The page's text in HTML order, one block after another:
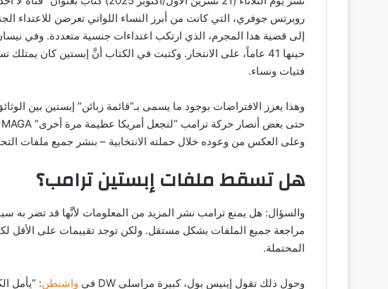
روبرتس جوفري، التي كانت من أبرز النساء اللواتي تعرضن للاعتداء
حينها 41 عاماً، على الانتحار. وكتبت في الكتاب أنَّ إبستين كان
فتيات ونساء.
وهذا يعزز الافتراضات بوجود ما يسمى بـ”قائمة زبائن” إبستين بين
وعلى العكس من وعوده خلال حملته الانتخابية – بنشر جميع ملفات
هل تسقط ملفات إبستين ترامب؟
والسؤال: هل يمنع ترامب نشر المزيد من المعلومات لأنَّها قد تضر به
مراجعة جميع الملفات بشكل مستقل. ولكن توجد تقييمات على الأقل
المحتملة.
وحول ذلك تقول إينيس بول، كبيرة مراسلي DW في واشنطن: “يأمل